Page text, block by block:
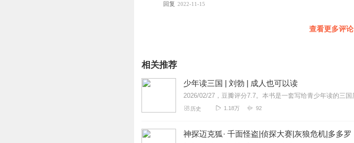
回复 2022-11-15
查看更多评论
相关推荐
少年读三国 | 刘勃 | 成人也可以读
历史 1.18万 92
神探迈克狐· 千面怪盗|侦探大赛|灰狼危机|多多罗